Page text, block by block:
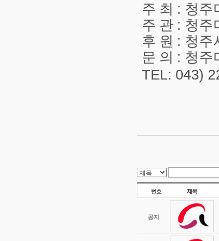
주 최 : 청주
주 관 : 청주
후 원 : 청주
문 의 : 청주
TEL: 043)
공지